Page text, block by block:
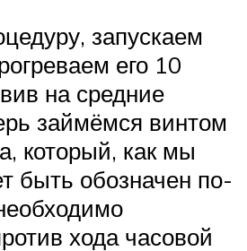
запускаем
его 10
на средние
займёмся винтом
который, как мы
быть обозначен по-
хода часовой